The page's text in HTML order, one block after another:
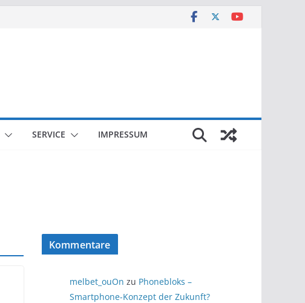
SERVICE IMPRESSUM
Kommentare
melbet_ouOn zu Phonebloks –
Smartphone-Konzept der Zukunft?